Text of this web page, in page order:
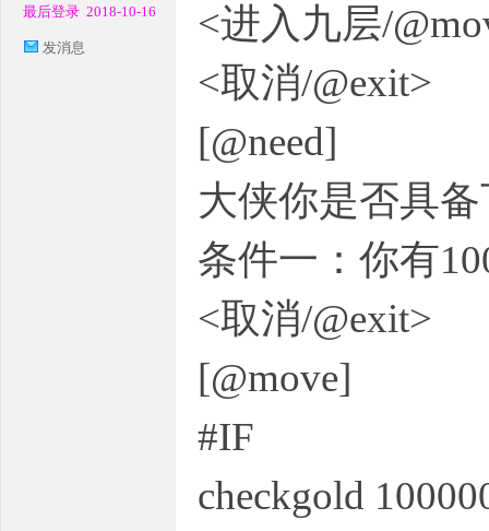
最后登录 2018-10-16
发消息
<进入九层/
<取消/@exit>
[@need]
大侠你是否具
条件一：你有
<取消/@exit>
[@move]
#IF
checkgold